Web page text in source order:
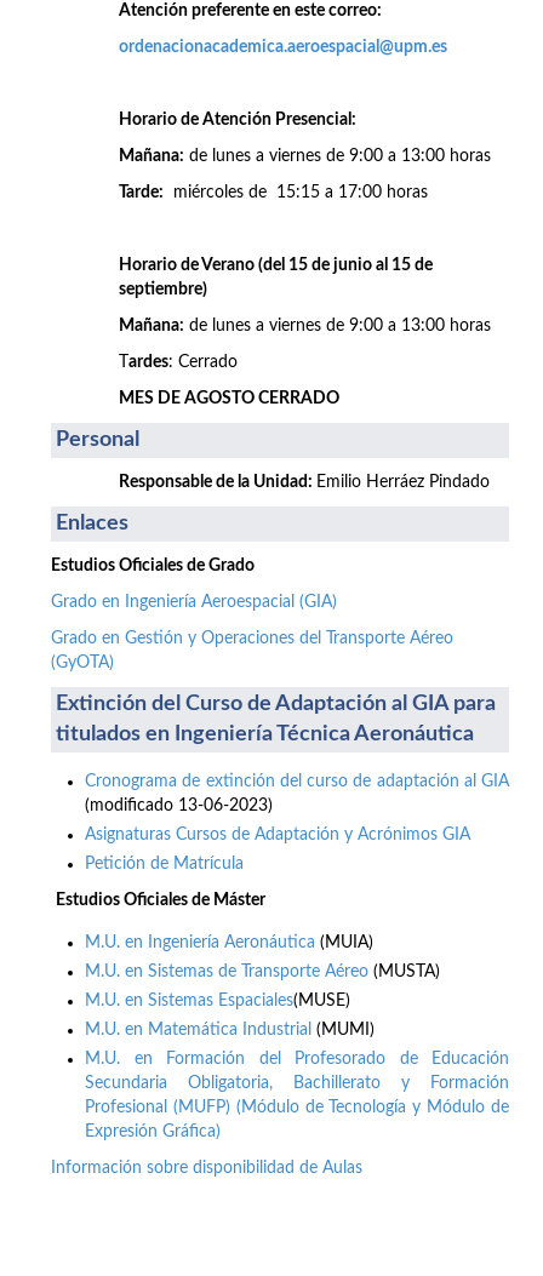
Atención preferente en este correo:
ordenacionacademica.aeroespacial@upm.es
Horario de Atención Presencial:
Mañana: de lunes a viernes de 9:00 a 13:00 horas
Tarde: miércoles de 15:15 a 17:00 horas
Horario de Verano (del 15 de junio al 15 de
septiembre)
Mañana: de lunes a viernes de 9:00 a 13:00 horas
ardes: Cerrado
MES DE AGOSTO CERRADO
Personal
Responsable de la Unidad: Emilio Herráez Pindado
Enlaces
Estudios Oficiales de Grado
Grado en Ingeniería Aeroespacial (GIA)
Grado en Gestión y Operaciones del Transporte Aéreo
(GyOTA)
Extinción del Curso de Adaptación al GIA para
titulados en Ingeniería Técnica Aeronáutica
Cronograma de extinción del curso de adaptación al GIA
(modificado 13-06-2023)
Asignaturas Cursos de Adaptación y Acrónimos GIA
Petición de Matrícula
Estudios Oficiales de Máster
M.U. en Ingeniería Aeronáutica (MUIA)
M.U. en Sistemas de Transporte Aéreo (MUSTA)
M.U. en Sistemas Espaciales(MUSE)
M.U. en Matemática Industrial (MUMI)
M.U. en Formación del Profesorado de Educación
Secundaria Obligatoria, Bachillerato y Formación
Profesional (MUFP) (Módulo de Tecnología y Módulo de
Expresión Gráfica)
Información sobre disponibilidad de Aulas